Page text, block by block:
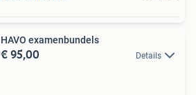
HAVO examenbundels
€ 95,00 Details